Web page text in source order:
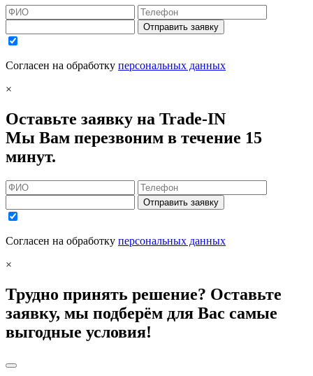
Отправить заявку
Согласен на обработку персональных данных
×
Оставьте заявку на Trade-IN
Мы Вам перезвоним в течение 15
минут.
Отправить заявку
Согласен на обработку персональных данных
×
Трудно принять решение? Оставьте
заявку, мы подберём для Вас самые
выгодные условия!